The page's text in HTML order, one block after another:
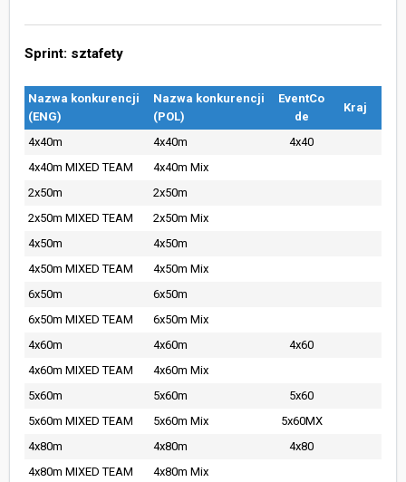
Sprint: sztafety
Nazwa konkurencji
(ENG)
Nazwa konkurencji
(POL)
EventCo
de
Kraj
4x40m 4x40m
4x40
4x40m MIXED TEAM
4x40m Mix
2x50m
2x50m
2x50m MIXED TEAM
2x50m Mix
4x50m
4x50m
4x50m MIXED TEAM
4x50m Mix
6x50m
6x50m
6x50m MIXED TEAM
6x50m Mix
4x60m
4x60m
4x60
4x60m MIXED TEAM
4x60m Mix
5x60m
5x60m
5x60
5x60m MIXED TEAM
5x60m Mix
5x60MX
4x80m
4x80m
4x80
4x80m MIXED TEAM
4x80m Mix